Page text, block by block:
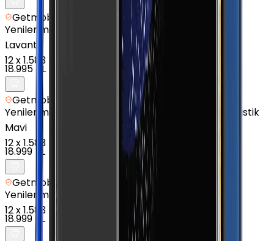
Getmobil Güvencesi
Yenilenmiş
Samsung Galaxy S21 FE 5G - 128 GB -
Lavanta
12x1.583 TL
18.995 TL
Getmobil Güvencesi
Yenilenmiş
Samsung Galaxy Note 20 - 256 GB - Mistik
Mavi
12x1.583 TL
18.999 TL
Getmobil Güvencesi
Yenilenmiş
Samsung Galaxy A15 - 256 GB - Siyah
12x1.583 TL
18.999 TL